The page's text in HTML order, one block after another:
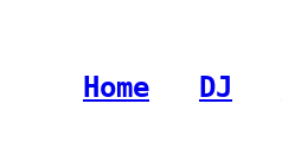
Home DJ